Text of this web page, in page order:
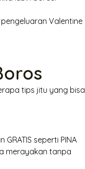
Valentine
tips jitu yang bisa
GRATIS seperti PINA
merayakan tanpa